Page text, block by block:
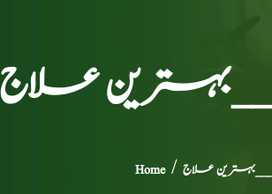
___بہترین علاج
Home/ ___بہترین علاج